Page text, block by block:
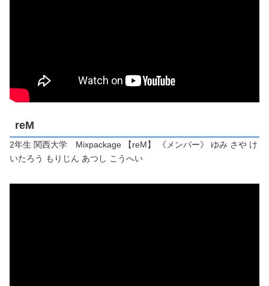
reM
2年生 関西大学 Mixpackage 【reM】 《メンバー》 ゆみ さや け
いたろう もりじん あつし こうへい